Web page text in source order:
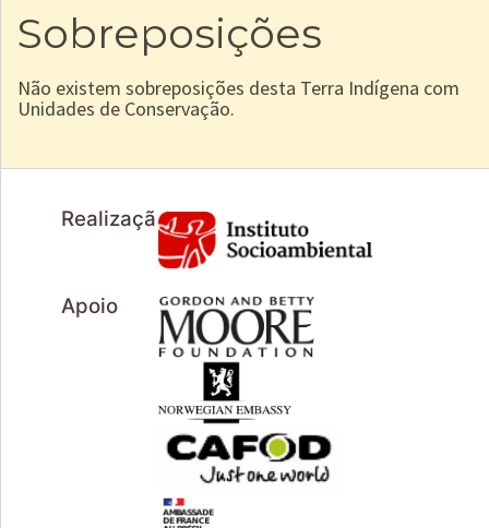
Sobreposições
Não existem sobreposições desta Terra Indígena com
Unidades de Conservação.